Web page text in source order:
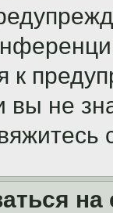
к
не